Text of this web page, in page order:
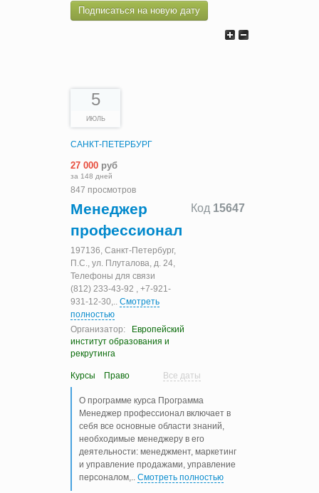
Подписаться на новую дату
5
ИЮЛЬ
САНКТ-ПЕТЕРБУРГ
27 000 руб
за 148 дней
847 просмотров
Код 15647
Менеджер
профессионал
197136, Санкт-Петербург,
П.С., ул. Плуталова, д. 24,
Телефоны для связи
(812) 233-43-92 , +7-921-
931-12-30,.. Смотреть
полностью
Организатор:
Европейский
институт образования и
рекрутинга
Курсы Право Все даты
О программе курса Программа
Менеджер профессионал включает в
себя все основные области знаний,
необходимые менеджеру в его
деятельности: менеджмент, маркетинг
и управление продажами, управление
персоналом,.. Смотреть полностью